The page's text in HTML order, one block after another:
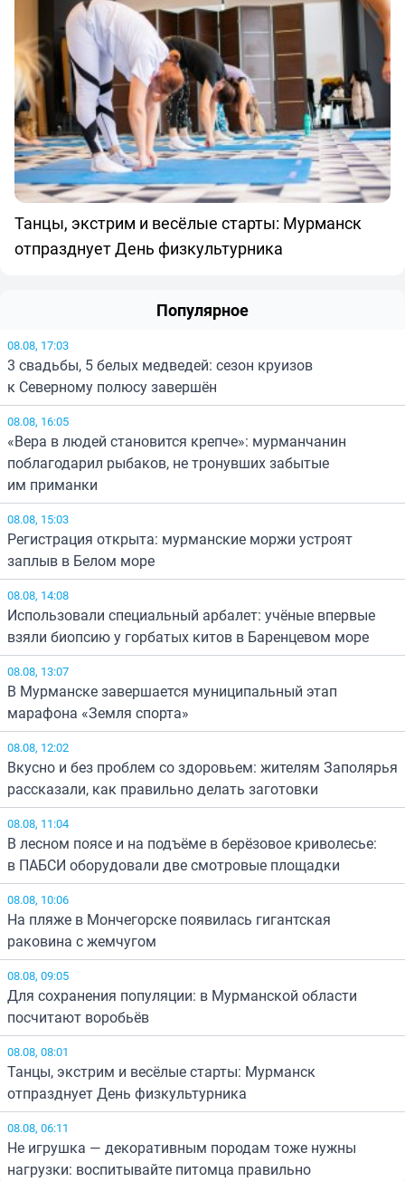
Танцы, экстрим и весёлые старты: Мурманск
отпразднует День физкультурника
Популярное
08.08, 17:03
3 свадьбы, 5 белых медведей: сезон круизов
к Северному полюсу завершён
08.08, 16:05
«Вера в людей становится крепче»: мурманчанин
поблагодарил рыбаков, не тронувших забытые
им приманки
08.08, 15:03
Регистрация открыта: мурманские моржи устроят
заплыв в Белом море
08.08, 14:08
Использовали специальный арбалет: учёные впервые
взяли биопсию у горбатых китов в Баренцевом море
08.08, 13:07
В Мурманске завершается муниципальный этап
марафона «Земля спорта»
08.08, 12:02
Вкусно и без проблем со здоровьем: жителям Заполярья
рассказали, как правильно делать заготовки
08.08, 11:04
В лесном поясе и на подъёме в берёзовое криволесье:
в ПАБСИ оборудовали две смотровые площадки
08.08, 10:06
На пляже в Мончегорске появилась гигантская
раковина с жемчугом
08.08, 09:05
Для сохранения популяции: в Мурманской области
посчитают воробьёв
08.08, 08:01
Танцы, экстрим и весёлые старты: Мурманск
отпразднует День физкультурника
08.08, 06:11
Не игрушка — декоративным породам тоже нужны
нагрузки: воспитывайте питомца правильно